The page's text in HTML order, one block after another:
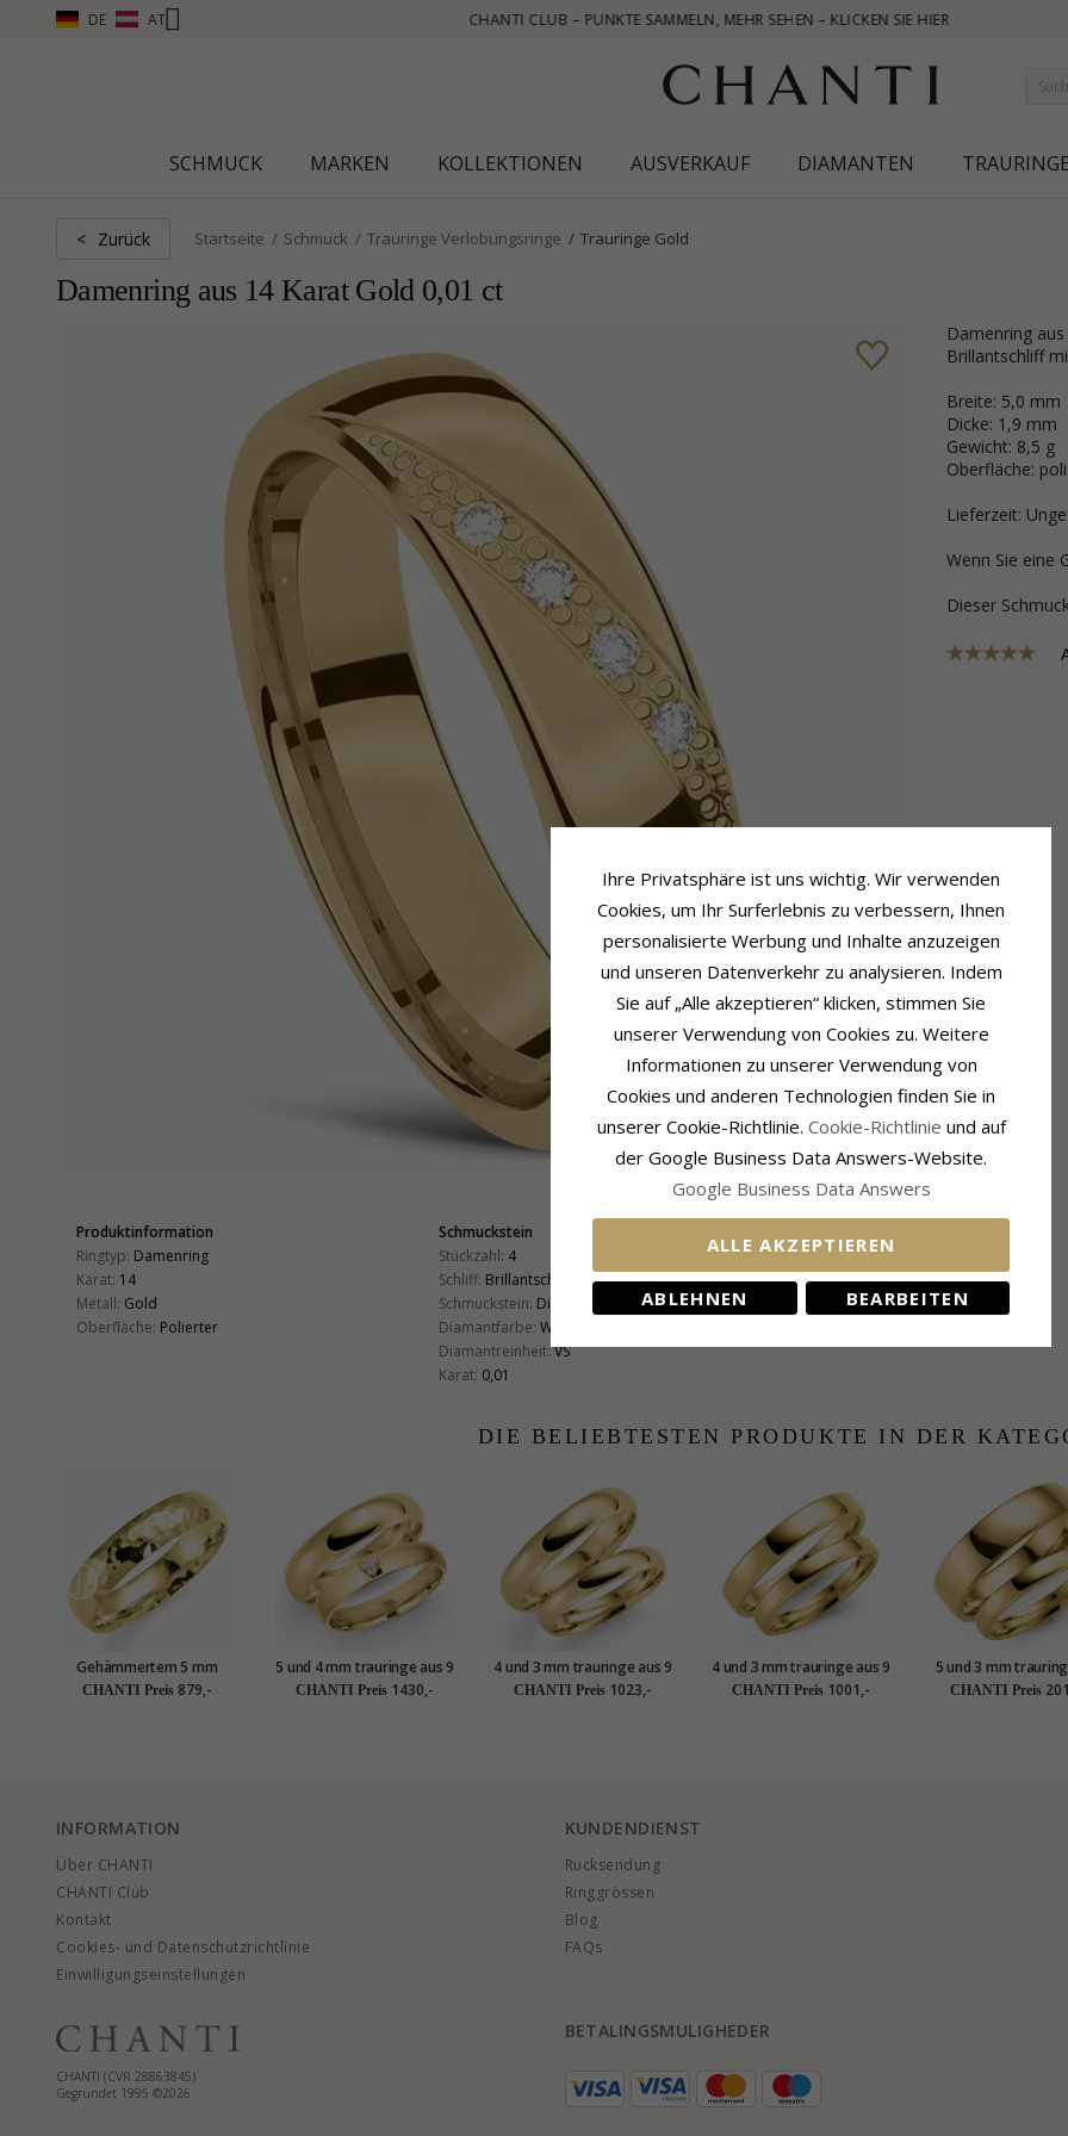
DE AT
CHANTI CLUB – PUNKTE SAMMELN, MEHR SEHEN – KLICKEN SIE HIER
SCHMUCK MARKEN KOLLEKTIONEN AUSVERKAUF DIAMANTEN
< Zurück Startseite Schmuck Trauringe Verlobungsringe Trauringe Gold
Damenring aus 14 Karat Gold 0,01 ct
Damenring aus 14 Karat Gold mit 4 Diamanten Wesselton/VS mit
Brillantschliff
Breite: 5,0 mm
Dicke: 1,9 mm
Gewicht: 8,5 g
Oberfläche:
Lieferzeit:
Wenn Sie eine
Dieser
Produktinformation
Ringtyp: Damenring
Karat: 14
Metall: Gold
Oberfläche: Polierter
Schmuckstein
Stückzahl: 4
Schliff: Brillantschliff
Schmuckstein: Diamant
Diamantfarbe: Wesselton
Diamantreinheit: VS
Karat: 0,01
Breite: 5,0 mm
Dicke:1,9 mm
Gewicht: 8,5 G
DIE BELIEBTESTEN PRODUKTE IN DER
Gehämmertem 5 mm
trauring aus 9 karat gold
CHANTI Preis 879,-
5 und 4 mm trauringe aus 9
Karat Gold 0,03 ct - set
CHANTI Preis 1430,-
4 und 3 mm trauringe aus 9
Karat Gold - set
CHANTI Preis 1023,-
4 und 3 mm trauringe aus 9
Karat Gold - set
CHANTI Preis 1001,-
5 und 3 mm
14 Karat Gold -
CHANTI Preis
INFORMATION
Über CHANTI
CHANTI Club
Kontakt
Cookies- und Datenschutzrichtlinie
Einwilligungseinstellungen
KUNDENDIENST
Rucksendung
Ringgrössen
Blog
FAQs
CHANTI (CVR 28863845)
Gegründet 1995 ©2026
BETALINGSMULIGHEDER
Ihre Privatsphäre ist uns wichtig. Wir verwenden
Cookies, um Ihr Surferlebnis zu verbessern, Ihnen
personalisierte Werbung und Inhalte anzuzeigen
und unseren Datenverkehr zu analysieren. Indem
Sie auf „Alle akzeptieren“ klicken, stimmen Sie
unserer Verwendung von Cookies zu. Weitere
Informationen zu unserer Verwendung von
Cookies und anderen Technologien finden Sie in
unserer Cookie-Richtlinie. Cookie-Richtlinie und auf
der Google Business Data Answers-Website.
Google Business Data Answers
ALLE AKZEPTIEREN
ABLEHNEN BEARBEITEN